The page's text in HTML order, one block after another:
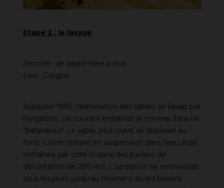
Etape 2 : le lavage
Période : de septembre à mai
Lieu : Gargas
Jusqu'en 1960, l'élimination des sables se faisait par
lévigation : un courant entraînait le minerai dans un
"batardeau". Le sable, plus lourd, se déposait au
fond. L'ocre restant en suspension dans l'eau était
entraînée par celle-ci dans des bassins de
décantation de 200 m3. L'opération se renouvelait
tous les jours jusqu'au moment où les bassins